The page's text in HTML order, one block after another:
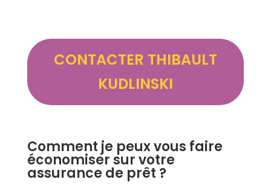
CONTACTER THIBAULT
KUDLINSKI
Comment je peux vous faire
économiser sur votre
assurance de prêt ?